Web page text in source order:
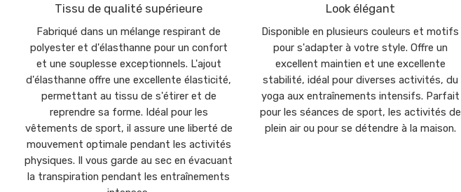
Tissu de qualité supérieure
Fabriqué dans un mélange respirant de
polyester et d'élasthanne pour un confort
et une souplesse exceptionnels. L'ajout
d'élasthanne offre une excellente élasticité,
permettant au tissu de s'étirer et de
reprendre sa forme. Idéal pour les
vêtements de sport, il assure une liberté de
mouvement optimale pendant les activités
physiques. Il vous garde au sec en évacuant
la transpiration pendant les entraînements
Look élégant
Disponible en plusieurs couleurs et motifs
pour s'adapter à votre style. Offre un
excellent maintien et une excellente
stabilité, idéal pour diverses activités, du
yoga aux entraînements intensifs. Parfait
pour les séances de sport, les activités de
plein air ou pour se détendre à la maison.